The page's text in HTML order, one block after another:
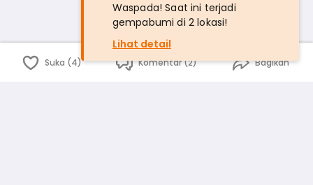
Suka (4) Komentar (2) Bagikan
Waspada! Saat ini terjadi
gempabumi di 2 lokasi!
Lihat detail